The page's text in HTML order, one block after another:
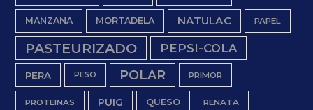
MANZANA MORTADELA NATULAC PAPEL
PASTEURIZADO PEPSI-COLA
PERA PESO POLAR PRIMOR
PROTEINAS PUIG QUESO RENATA